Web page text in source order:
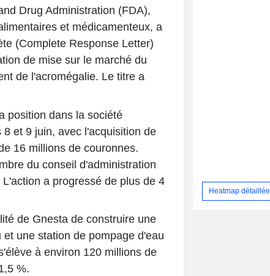
Drug Administration (FDA),
et médicamenteux, a
(Complete Response Letter)
de mise sur le marché du
de l'acromégalie. Le titre a
position dans la société
et 9 juin, avec l'acquisition de
16 millions de couronnes.
du conseil d'administration
a progressé de plus de 4
de Gnesta de construire une
une station de pompage d'eau
à environ 120 millions de
%.
Heatmap détaillée